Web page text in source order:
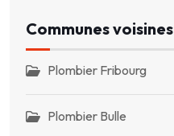
Communes voisines
Plombier Fribourg
Plombier Bulle